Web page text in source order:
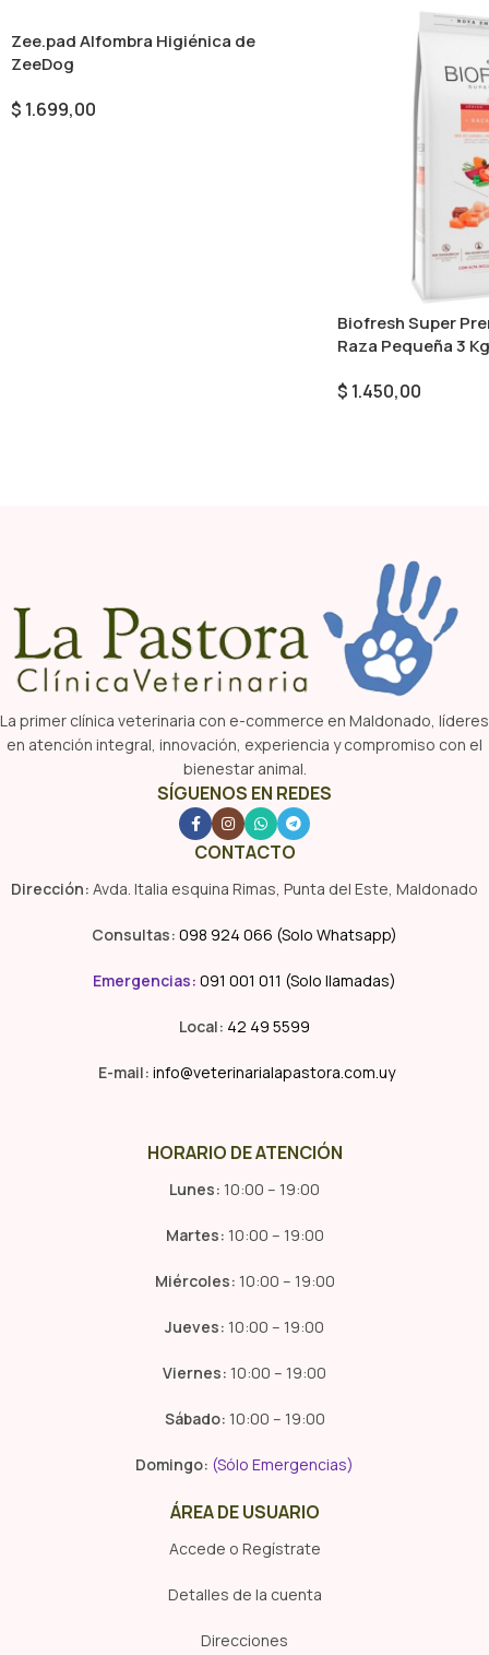
Zee.pad Alfombra Higiénica de
ZeeDog
$ 1.699,00
Biofresh Super
Raza Pequeña 3 Kg
$ 1.450,00
La primer clínica veterinaria con e-commerce en Maldonado, líderes
en atención integral, innovación, experiencia y compromiso con el
bienestar animal.
SÍGUENOS EN REDES
CONTACTO
Dirección: Avda. Italia esquina Rimas, Punta del Este, Maldonado
Consultas: 098 924 066 (Solo Whatsapp)
Emergencias: 091 001 011 (Solo llamadas)
Local: 42 49 5599
E-mail: info@veterinarialapastora.com.uy
HORARIO DE ATENCIÓN
Lunes: 10:00 – 19:00
Martes: 10:00 – 19:00
Miércoles: 10:00 – 19:00
Jueves: 10:00 – 19:00
Viernes: 10:00 – 19:00
Sábado: 10:00 – 19:00
Domingo: (Sólo Emergencias)
ÁREA DE USUARIO
Accede o Regístrate
Detalles de la cuenta
Direcciones